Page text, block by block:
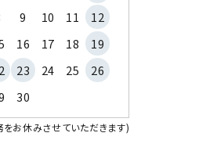
9 10 11
12
16 17 18
19
23 24 25
26
30
お休みさせていただきます)